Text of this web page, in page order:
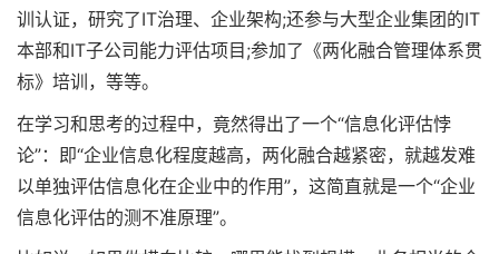
训认证，研究了IT治理、企业架构;还参与大型企业集团的IT
本部和IT子公司能力评估项目;参加了《两化融合管理体系贯
标》培训，等等。
在学习和思考的过程中，竟然得出了一个“信息化评估悖
论”：即“企业信息化程度越高，两化融合越紧密，就越发难
以单独评估信息化在企业中的作用”，这简直就是一个“企业
信息化评估的测不准原理”。